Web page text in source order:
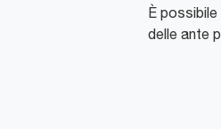
È
delle ante